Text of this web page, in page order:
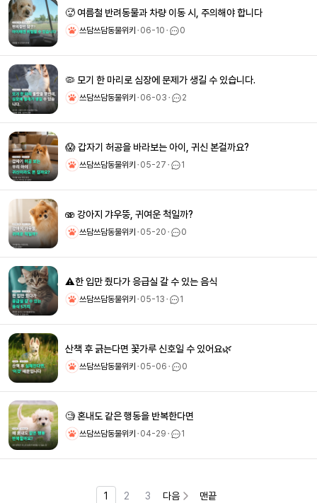
🥵 여름철 반려동물과 차량 이동 시, 주의해야 합니다
쓰담쓰담동물위키 ㆍ06-10ㆍ 0
🦠 모기 한 마리로 심장에 문제가 생길 수 있습니다.
쓰담쓰담동물위키 ㆍ06-03ㆍ 2
😱 갑자기 허공을 바라보는 아이, 귀신 본걸까요?
쓰담쓰담동물위키 ㆍ05-27ㆍ 1
🫨 강아지 갸우뚱, 귀여운 척일까?
쓰담쓰담동물위키 ㆍ05-20ㆍ 0
⚠️한 입만 줬다가 응급실 갈 수 있는 음식
쓰담쓰담동물위키 ㆍ05-13ㆍ 1
산책 후 긁는다면 꽃가루 신호일 수 있어요🌿
쓰담쓰담동물위키 ㆍ05-06ㆍ 0
🧐 혼내도 같은 행동을 반복한다면
쓰담쓰담동물위키 ㆍ04-29ㆍ 1
1 2 3 다음 맨끝